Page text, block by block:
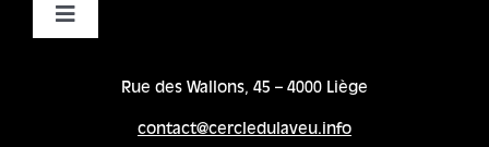
Toggle
Rue des Wallons, 45 – 4000 Liège
contact@cercledulaveu.info